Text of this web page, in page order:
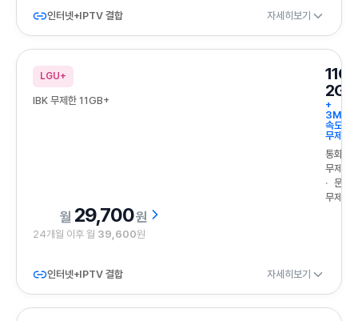
인터넷+IPTV 결합 자세히보기
LGU+
IBK 무제한 11GB+
2GB
+
속도
무제한
통화
무제한
문자
무제한
29,700원
24개월 이후 월 39,600원
인터넷+IPTV 결합 자세히보기